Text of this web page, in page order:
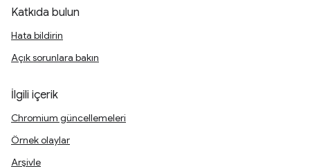
Katkıda bulun
Hata bildirin
Açık sorunlara bakın
İlgili içerik
Chromium güncellemeleri
Örnek olaylar
Arşivle